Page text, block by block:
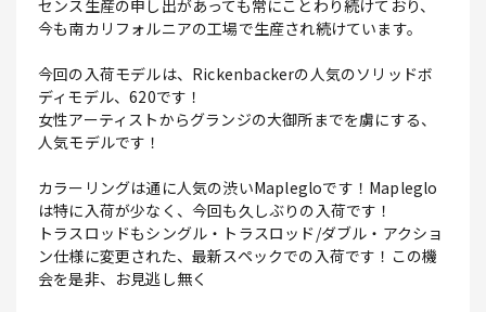
センス生産の申し出があっても常にことわり続けており、
今も南カリフォルニアの工場で生産され続けています。
今回の入荷モデルは、Rickenbackerの人気のソリッドボ
ディモデル、620です！
女性アーティストからグランジの大御所までを虜にする、
人気モデルです！
カラーリングは通に人気の渋いMaplegloです！Mapleglo
は特に入荷が少なく、今回も久しぶりの入荷です！
トラスロッドもシングル・トラスロッド/ダブル・アクショ
ン仕様に変更された、最新スペックでの入荷です！この機
会を是非、お見逃し無く